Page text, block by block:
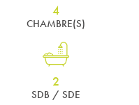
4
CHAMBRE(S)
2
SDB / SDE